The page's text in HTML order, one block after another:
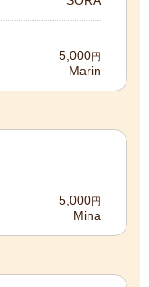
5,000円
Marin
5,000円
Mina